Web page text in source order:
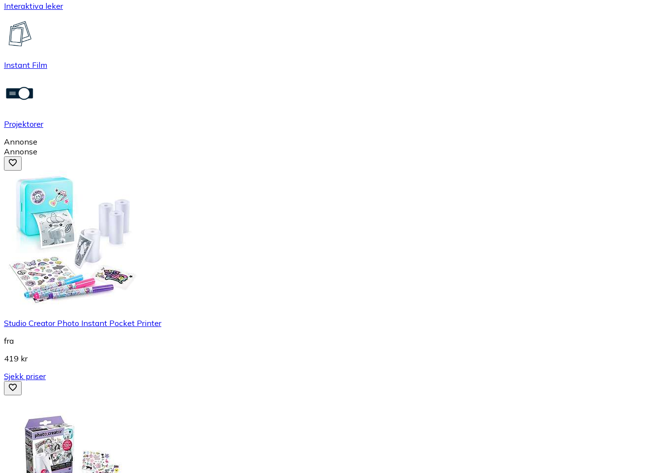
Interaktiva leker
Instant Film
Projektorer
Annonse
Annonse
Studio Creator Photo Instant Pocket Printer
fra
419 kr
Sjekk priser